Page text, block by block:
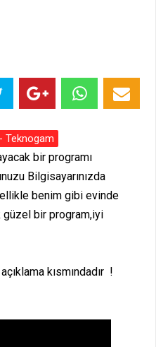
Teknogam
bir programı
Bilgisayarınızda
benim gibi evinde
bir program,iyi
kısmındadır !